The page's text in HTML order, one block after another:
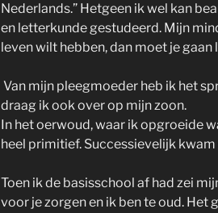
Nederlands.” Hetgeen ik wel kan
en letterkunde gestudeerd. Mijn
leven wilt hebben, dan moet je gaan
Van mijn pleegmoeder heb ik het
draag ik ook over op mijn zoon.
In het oerwoud, waar ik opgroeide
heel primitief. Successievelijk
Toen ik de basisschool af had zei
voor je zorgen en ik ben te oud. Het